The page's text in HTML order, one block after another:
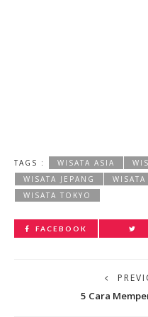
TAGS : WISATA ASIA
WISATA JEPANG
WISATA TOKYO
FACEBOOK
5 Cara